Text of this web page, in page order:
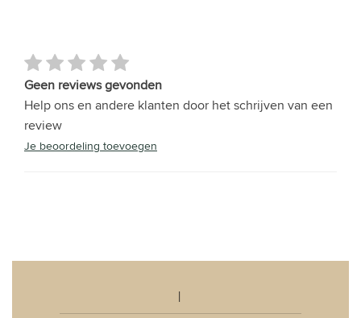
Geen reviews gevonden
Help ons en andere klanten door het schrijven van een
review
Je beoordeling toevoegen